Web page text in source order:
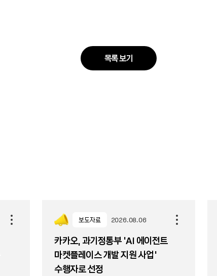
목록 보기
보도자료 2026.08.06
카카오, 과기정통부 ‘AI 에이전트
마켓플레이스 개발 지원 사업’
수행자로 선정